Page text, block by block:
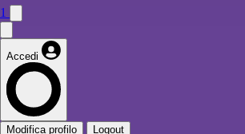
1
Accedi
Modifica profilo Logout